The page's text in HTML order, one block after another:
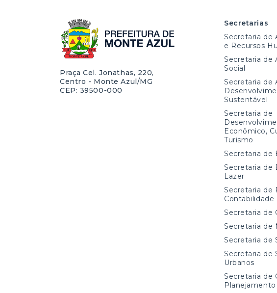
Praça Cel. Jonathas, 220,
Centro - Monte Azul/MG
CEP: 39500-000
Secretarias
Secretaria de
e Recursos
Secretaria de
Social
Secretaria de
Sustentável
Secretaria de
Econômico,
Turismo
Secretaria de
Secretaria de
Lazer
Secretaria de
Contabilidade
Secretaria de
Secretaria de
Secretaria de
Secretaria de
Urbanos
Secretaria de
Planejamento